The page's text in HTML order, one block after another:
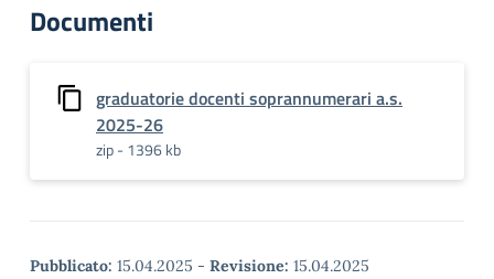
Documenti
graduatorie docenti soprannumerari a.s.
2025-26
zip - 1396 kb
Pubblicato: 15.04.2025 - Revisione: 15.04.2025